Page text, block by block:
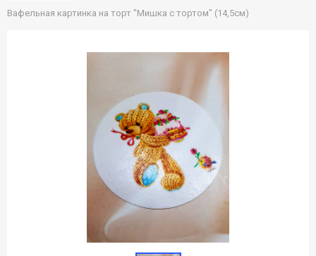
Вафельная картинка на торт "Мишка с тортом" (14,5см)